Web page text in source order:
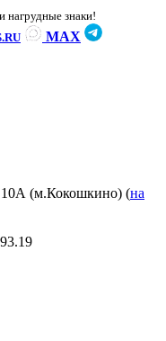
нагрудные знаки!
MAX
(м.Кокошкино) (на